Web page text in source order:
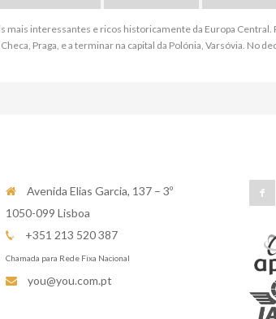
mais interessantes e ricos historicamente da Europa Central.
Praga, e a terminar na capital da Polónia, Varsóvia. No
Avenida Elias Garcia, 137 – 3º
1050-099 Lisboa
+351 213 520 387
Chamada para Rede Fixa Nacional
you@you.com.pt